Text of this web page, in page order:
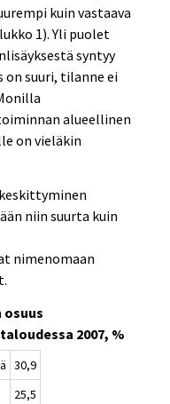
kuin vastaava
1). Yli puolet
syntyy
on suuri, tilanne ei
alueellinen
on vieläkin
niin suurta kuin
nimenomaan
osuus
2007, %
30,9
25,5